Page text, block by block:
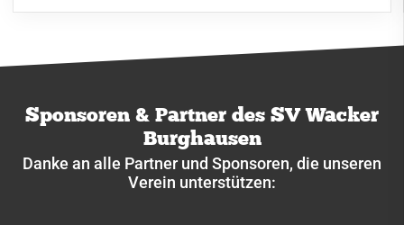
Sponsoren & Partner des SV Wacker
Burghausen
Danke an alle Partner und Sponsoren, die unseren
Verein unterstützen: